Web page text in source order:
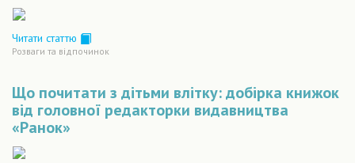
Читати статтю
Розваги та відпочинок
Що почитати з дітьми влітку: добірка книжок
від головної редакторки видавництва
«Ранок»